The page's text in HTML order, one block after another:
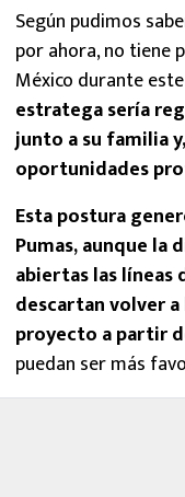
Según pudimos
por ahora, no tiene
México durante
estratega sería
junto a su familia
oportunidades
Esta postura
Pumas, aunque
abiertas las líneas
descartan volver
proyecto a partir
puedan ser más